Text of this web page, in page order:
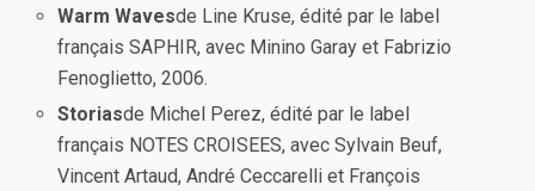
Warm Wavesde Line Kruse, édité par le label
français SAPHIR, avec Minino Garay et Fabrizio
Fenoglietto, 2006.
Storiasde Michel Perez, édité par le label
français NOTES CROISEES, avec Sylvain Beuf,
Vincent Artaud, André Ceccarelli et François